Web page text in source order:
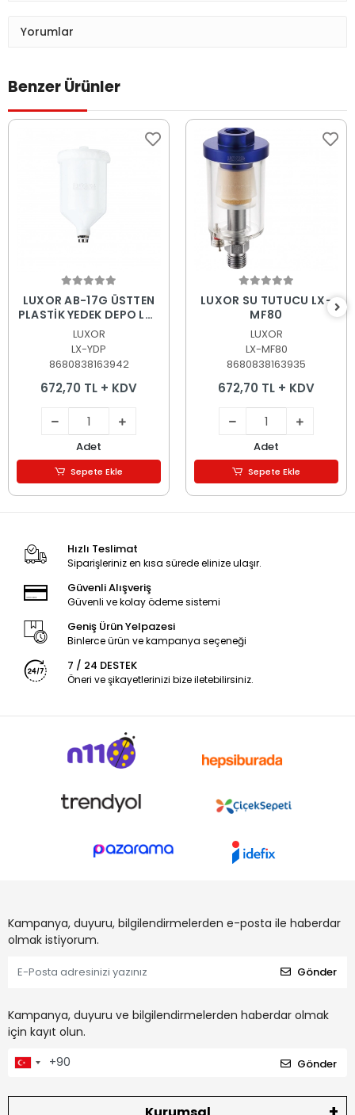
Yorumlar
Benzer Ürünler
Sepete Ekle
LUXOR AB-17G ÜSTTEN
PLASTİK YEDEK DEPO LX-
YDP 600ML
LUXOR
LX-YDP
8680838163942
672,70 TL + KDV
Adet
Sepete Ekle
LUXOR SU TUTUCU LX-
MF80
LUXOR
LX-MF80
8680838163935
672,70 TL + KDV
Adet
Sepete Ekle
Hızlı Teslimat
Siparişleriniz en kısa sürede elinize ulaşır.
Güvenli Alışveriş
Güvenli ve kolay ödeme sistemi
Geniş Ürün Yelpazesi
Binlerce ürün ve kampanya seçeneği
7 / 24 DESTEK
Öneri ve şikayetlerinizi bize iletebilirsiniz.
Kampanya, duyuru, bilgilendirmelerden e-posta ile haberdar
olmak istiyorum.
Gönder
Kampanya, duyuru ve bilgilendirmelerden haberdar olmak
için kayıt olun.
Gönder